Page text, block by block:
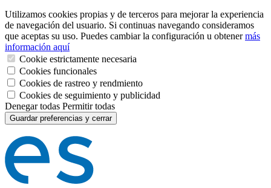
Utilizamos cookies propias y de terceros para mejorar la experiencia
de navegación del usuario. Si continuas navegando consideramos
que aceptas su uso. Puedes cambiar la configuración u obtenermás
información aquí
Cookie estrictamente necesaria
Cookies funcionales
Cookies de rastreo y rendmiento
Cookies de seguimiento y publicidad
Denegar todas Permitir todas
Guardar preferencias y cerrar